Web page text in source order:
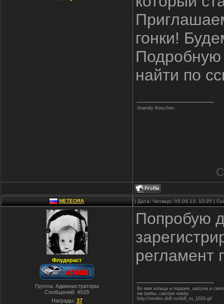
гонки!
найти по
Anatoliy Korychev
METEORA | Дата: Четверг, 05.09.13, 10:25 |
Флудераст
Группа: Администраторы
Сообщений: 4928
Награды: 37
Попробую
регламент
Во имя кольца и поршня, шатуна и
ем грибы, смотрю ковёр
http://smiles.dolf.ru/dolf_ru_1020.gif